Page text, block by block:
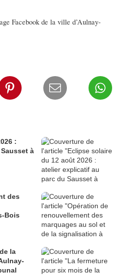
Facebook de la ville d’Aulnay-
:
à
des
Bois
la